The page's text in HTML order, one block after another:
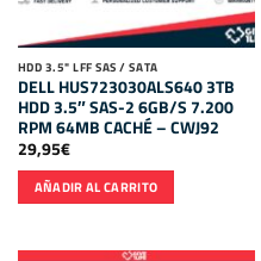
HDD 3.5" LFF SAS / SATA
DELL HUS723030ALS640 3TB
HDD 3.5″ SAS-2 6GB/S 7.200
RPM 64MB CACHÉ – CWJ92
29,95€
AÑADIR AL CARRITO